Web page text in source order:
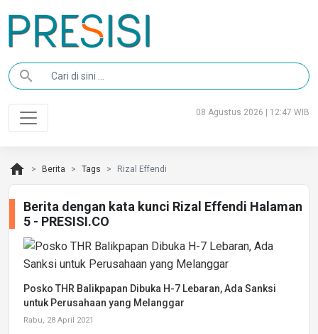
search
08 Agustus 2026 | 12:47 WIB
home Berita Tags Rizal Effendi
Berita dengan kata kunci Rizal Effendi Halaman
5 - PRESISI.CO
Posko THR Balikpapan Dibuka H-7 Lebaran, Ada Sanksi
untuk Perusahaan yang Melanggar
Rabu, 28 April 2021